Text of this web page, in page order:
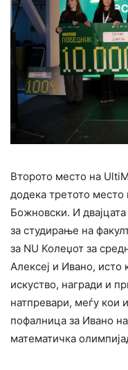
Второто место на
додека третото
Божновски. И
за студирање на
за NU Колеџот за
Алексеј и Ивано, исто
искуство, награди и
натпревари, меѓу кои
пофалница за Ивано
математичка